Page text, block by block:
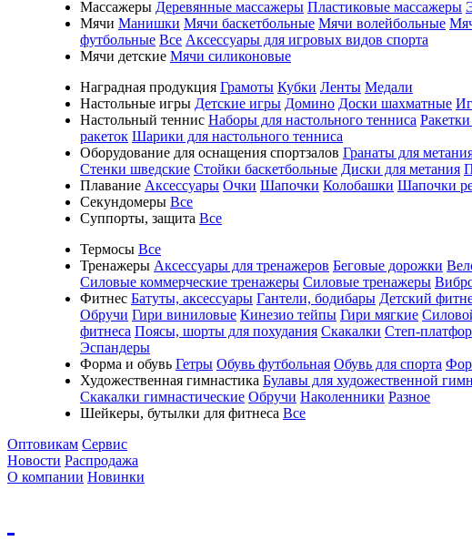
Массажеры Деревянные массажеры Пластиковые массажеры
Мячи Манишки Мячи баскетбольные Мячи волейбольные
футбольные Все Аксессуары для игровых видов спорта
Мячи детские Мячи силиконовые
Наградная продукция Грамоты Кубки Ленты Медали
Настольные игры Детские игры Домино Доски шахматные
Настольный теннис Наборы для настольного тенниса
ракеток Шарики для настольного тенниса
Оборудование для оснащения спортзалов Гранаты для
Стенки шведские Стойки баскетбольные Диски для метания
Плавание Аксессуары Очки Шапочки Колобашки Шапочки
Секундомеры Все
Суппорты, защита Все
Термосы Все
Тренажеры Аксессуары для тренажеров Беговые дорожки
Силовые коммерческие тренажеры Силовые тренажеры
Фитнес Батуты, аксессуары Гантели, бодибары Детский
Обручи Гири виниловые Кинезио тейпы Гири мягкие
фитнеса Поясы, шорты для похудания Скакалки Степ-
Эспандеры
Форма и обувь Гетры Обувь футбольная Обувь для спорта
Художественная гимнастика Булавы для художественной
Скакалки гимнастические Обручи Наколенники Разное
Шейкеры, бутылки для фитнеса Все
Оптовикам Сервис
Новости Распродажа
О компании Новинки